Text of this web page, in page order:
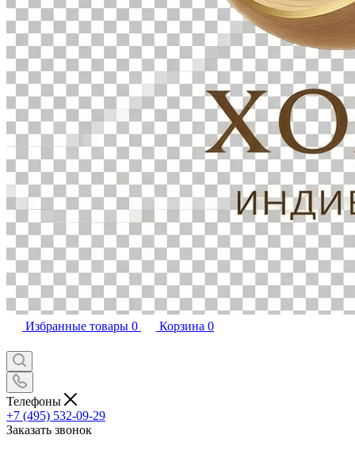
Избранные товары 0 Корзина 0
Телефоны
+7 (495) 532-09-29
Заказать звонок